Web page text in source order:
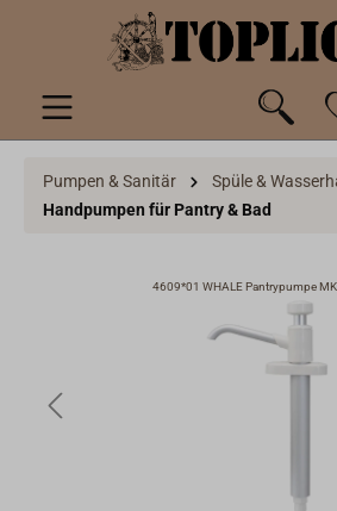
springen
Pumpen & Sanitär
Spüle &
Handpumpen für Pantry & Bad
4609*01 WHALE Pantrypumpe